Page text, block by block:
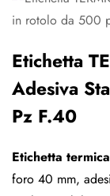
Etichetta
Adesiva
Pz F.40
Etichetta
foro 40 mm,